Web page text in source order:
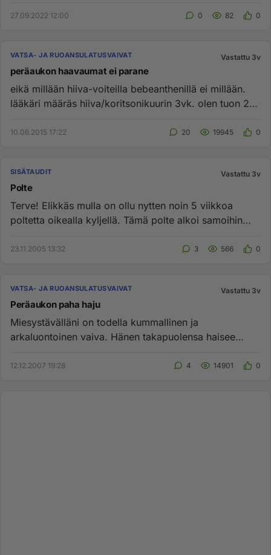
27.09.2022 12:00 0 82 0
VATSA- JA RUOANSULATUSVAIVAT Vastattu 3v
peräaukon haavaumat ei parane
eikä millään hiiva-voiteilla bebeanthenillä ei millään.
lääkäri määräs hiiva/koritsonikuurin 3vk. olen tuon 2
10.06.2015 17:22 20 19945 0
SISÄTAUDIT Vastattu 3v
Polte
Terve! Elikkäs mulla on ollu nytten noin 5 viikkoa
poltetta oikealla kyljellä. Tämä polte alkoi samoihin
23.11.2005 13:32 3 566 0
VATSA- JA RUOANSULATUSVAIVAT Vastattu 3v
Peräaukon paha haju
Miesystävälläni on todella kummallinen ja
arkaluontoinen vaiva. Hänen takapuolensa haisee
12.12.2007 19:28 4 14901 0